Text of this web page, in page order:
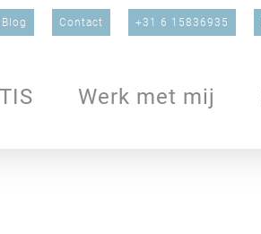
Blog Contact +31 6 15836935
Werk met mij